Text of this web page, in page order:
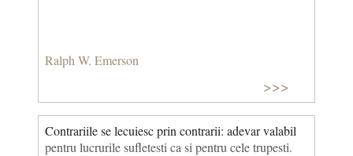
Ralph W. Emerson
>>>
Contrariile se lecuiesc prin contrarii: adevar valabil
pentru lucrurile sufletesti ca si pentru cele trupesti.